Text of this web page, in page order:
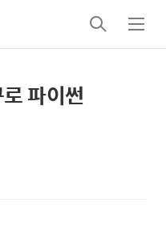
검
색
메
뉴
파이썬